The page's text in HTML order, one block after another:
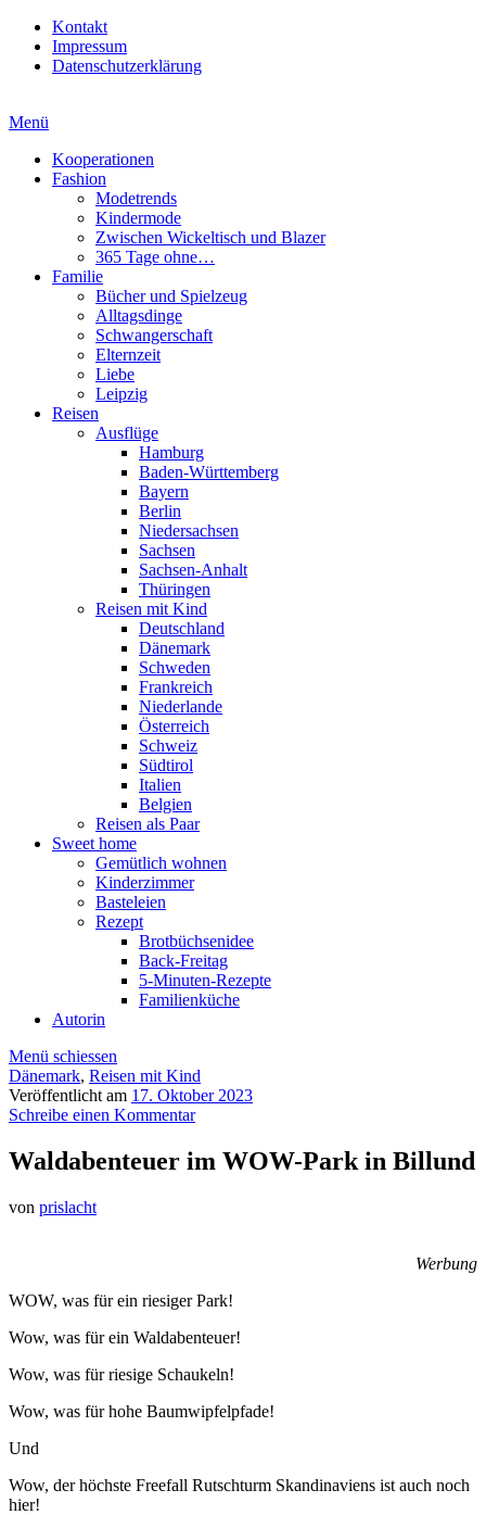
Kontakt
Impressum
Datenschutzerklärung
Menü
Kooperationen
Fashion
Modetrends
Kindermode
Zwischen Wickeltisch und Blazer
365 Tage ohne…
Familie
Bücher und Spielzeug
Alltagsdinge
Schwangerschaft
Elternzeit
Liebe
Leipzig
Reisen
Ausflüge
Hamburg
Baden-Württemberg
Bayern
Berlin
Niedersachsen
Sachsen
Sachsen-Anhalt
Thüringen
Reisen mit Kind
Deutschland
Dänemark
Schweden
Frankreich
Niederlande
Österreich
Schweiz
Südtirol
Italien
Belgien
Reisen als Paar
Sweet home
Gemütlich wohnen
Kinderzimmer
Basteleien
Rezept
Brotbüchsenidee
Back-Freitag
5-Minuten-Rezepte
Familienküche
Autorin
Menü schiessen
Dänemark, Reisen mit Kind
Veröffentlicht am 17. Oktober 2023
Schreibe einen Kommentar
Waldabenteuer im WOW-Park in Billund
von prislacht
Werbung
WOW, was für ein riesiger Park!
Wow, was für ein Waldabenteuer!
Wow, was für riesige Schaukeln!
Wow, was für hohe Baumwipfelpfade!
Und
Wow, der höchste Freefall Rutschturm Skandinaviens ist auch noch
hier!